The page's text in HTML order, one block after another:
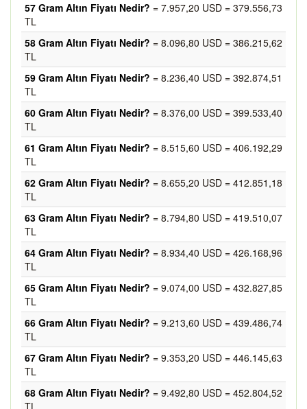
57 Gram Altın Fiyatı Nedir? = 7.957,20 USD = 379.556,73
TL
58 Gram Altın Fiyatı Nedir? = 8.096,80 USD = 386.215,62
TL
59 Gram Altın Fiyatı Nedir? = 8.236,40 USD = 392.874,51
TL
60 Gram Altın Fiyatı Nedir? = 8.376,00 USD = 399.533,40
TL
61 Gram Altın Fiyatı Nedir? = 8.515,60 USD = 406.192,29
TL
62 Gram Altın Fiyatı Nedir? = 8.655,20 USD = 412.851,18
TL
63 Gram Altın Fiyatı Nedir? = 8.794,80 USD = 419.510,07
TL
64 Gram Altın Fiyatı Nedir? = 8.934,40 USD = 426.168,96
TL
65 Gram Altın Fiyatı Nedir? = 9.074,00 USD = 432.827,85
TL
66 Gram Altın Fiyatı Nedir? = 9.213,60 USD = 439.486,74
TL
67 Gram Altın Fiyatı Nedir? = 9.353,20 USD = 446.145,63
TL
68 Gram Altın Fiyatı Nedir? = 9.492,80 USD = 452.804,52
TL